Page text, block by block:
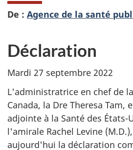
De : Agence de la santé
Déclaration
Mardi 27 septembre 2022
L'administratrice en chef de
Canada, la Dre Theresa Tam,
adjointe à la Santé des États-
l'amirale Rachel Levine
aujourd'hui la déclaration